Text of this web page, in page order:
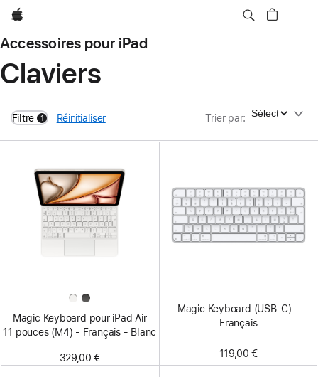
Apple
Accessoires pour iPad
Claviers
Filtre 1
filters active
Réinitialiser Trier par: Trier par
Magic Keyboard pour iPad Air
11 pouces (M4) - Français - Blanc
329,00 €
Magic Keyboard (USB-C) -
Français
119,00 €